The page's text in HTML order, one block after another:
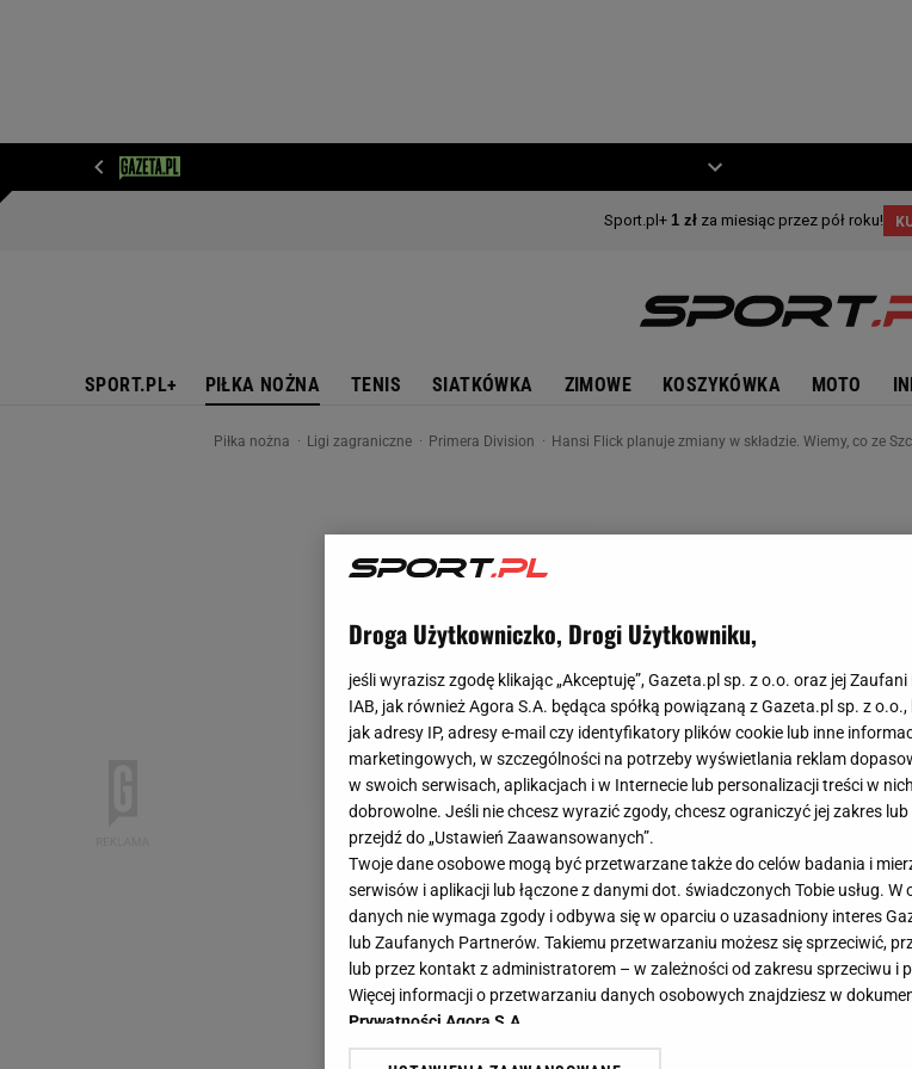
SPORT.PL+ PIŁKA NOŻNA TENIS SIATKÓWKA ZIMOWE KOSZYKÓWKA MOTO
Piłka nożna Ligi zagraniczne Primera Division Hansi Flick planuje zmiany w składzie. Wiemy, co ze
Droga Użytkowniczko, Drogi Użytkowniku,
jeśli wyrazisz zgodę klikając „Akceptuję”, Gazeta.pl sp. z o.o. oraz jej
IAB, jak również Agora S.A. będąca spółką powiązaną z Gazeta.pl sp. z
jak adresy IP, adresy e-mail czy identyfikatory plików cookie lub inne
marketingowych, w szczególności na potrzeby wyświetlania reklam
w swoich serwisach, aplikacjach i w Internecie lub personalizacji treści w
dobrowolne. Jeśli nie chcesz wyrazić zgody, chcesz ograniczyć jej zakres
przejdź do „Ustawień Zaawansowanych”.
Twoje dane osobowe mogą być przetwarzane także do celów badania i
serwisów i aplikacji lub łączone z danymi dot. świadczonych Tobie usług.
danych nie wymaga zgody i odbywa się w oparciu o uzasadniony interes
lub Zaufanych Partnerów. Takiemu przetwarzaniu możesz się sprzeciwić,
lub przez kontakt z administratorem – w zależności od zakresu sprzeciwu i
Więcej informacji o przetwarzaniu danych osobowych znajdziesz w
Prywatności Agora S.A.